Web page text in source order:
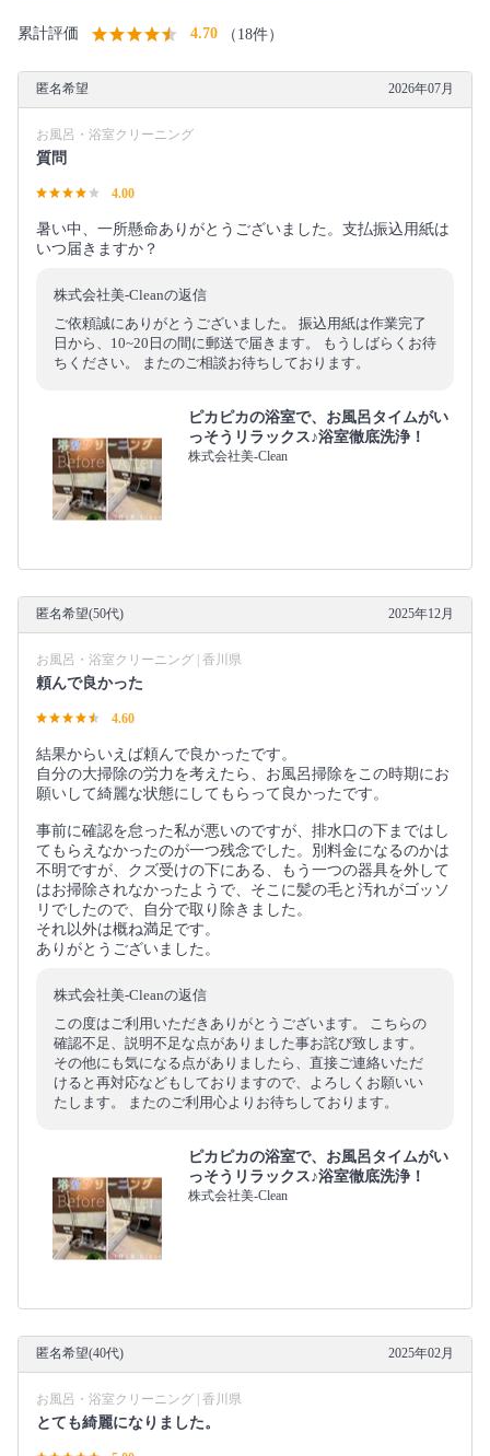
累計評価 4.70 （18件）
匿名希望 2026年07月
お風呂・浴室クリーニング
質問
4.00
暑い中、一所懸命ありがとうございました。支払振込用紙は
いつ届きますか？
株式会社美-Cleanの返信
ご依頼誠にありがとうございました。 振込用紙は作業完了
日から、10~20日の間に郵送で届きます。 もうしばらくお待
ちください。 またのご相談お待ちしております。
ピカピカの浴室で、お風呂タイムがい
っそうリラックス♪浴室徹底洗浄！
株式会社美-Clean
匿名希望(50代) 2025年12月
お風呂・浴室クリーニング | 香川県
頼んで良かった
4.60
結果からいえば頼んで良かったです。
自分の大掃除の労力を考えたら、お風呂掃除をこの時期にお
願いして綺麗な状態にしてもらって良かったです。
事前に確認を怠った私が悪いのですが、排水口の下まではし
てもらえなかったのが一つ残念でした。別料金になるのかは
不明ですが、クズ受けの下にある、もう一つの器具を外して
はお掃除されなかったようで、そこに髪の毛と汚れがゴッソ
リでしたので、自分で取り除きました。
それ以外は概ね満足です。
ありがとうございました。
株式会社美-Cleanの返信
この度はご利用いただきありがとうございます。 こちらの
確認不足、説明不足な点がありました事お詫び致します。
その他にも気になる点がありましたら、直接ご連絡いただ
けると再対応などもしておりますので、よろしくお願いい
たします。 またのご利用心よりお待ちしております。
ピカピカの浴室で、お風呂タイムがい
っそうリラックス♪浴室徹底洗浄！
株式会社美-Clean
匿名希望(40代) 2025年02月
お風呂・浴室クリーニング | 香川県
とても綺麗になりました。